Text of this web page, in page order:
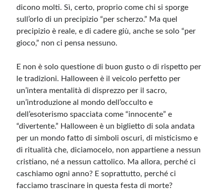
dicono molti. Sì, certo, proprio come chi si sporge
sull’orlo di un precipizio “per scherzo.” Ma quel
precipizio è reale, e di cadere giù, anche se solo “per
gioco,” non ci pensa nessuno.
E non è solo questione di buon gusto o di rispetto per
le tradizioni. Halloween è il veicolo perfetto per
un’intera mentalità di disprezzo per il sacro,
un’introduzione al mondo dell’occulto e
dell’esoterismo spacciata come “innocente” e
“divertente.” Halloween è un biglietto di sola andata
per un mondo fatto di simboli oscuri, di misticismo e
di ritualità che, diciamocelo, non appartiene a nessun
cristiano, né a nessun cattolico. Ma allora, perché ci
caschiamo ogni anno? E soprattutto, perché ci
facciamo trascinare in questa festa di morte?